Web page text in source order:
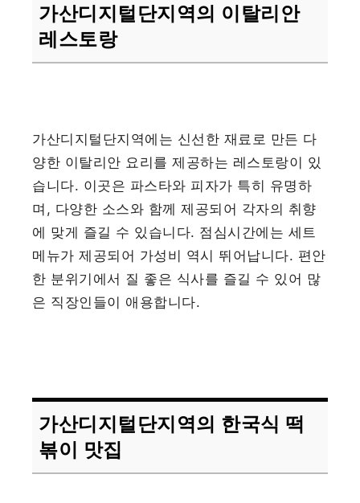
가산디지털단지역의 이탈리안
레스토랑
가산디지털단지역에는 신선한 재료로 만든 다
양한 이탈리안 요리를 제공하는 레스토랑이 있
습니다. 이곳은 파스타와 피자가 특히 유명하
며, 다양한 소스와 함께 제공되어 각자의 취향
에 맞게 즐길 수 있습니다. 점심시간에는 세트
메뉴가 제공되어 가성비 역시 뛰어납니다. 편안
한 분위기에서 질 좋은 식사를 즐길 수 있어 많
은 직장인들이 애용합니다.
가산디지털단지역의 한국식 떡
볶이 맛집